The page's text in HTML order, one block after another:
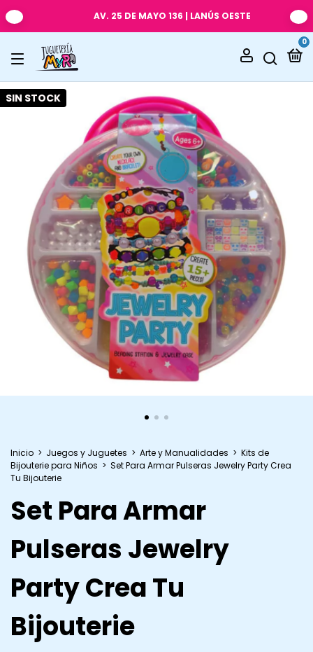
AV. 25 DE MAYO 136 | LANÚS OESTE
0
SIN STOCK
Inicio > Juegos y Juguetes > Arte y Manualidades > Kits de
Bijouterie para Niños > Set Para Armar Pulseras Jewelry Party Crea
Tu Bijouterie
Set Para Armar
Pulseras Jewelry
Party Crea Tu
Bijouterie